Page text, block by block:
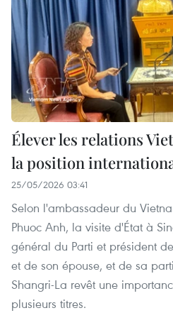
Élever les relations
la position
25/05/2026 03:41
Selon l'ambassadeur du
Phuoc Anh, la visite d'État à
général du Parti et président
et de son épouse, et de sa
Shangri-La revêt une
plusieurs titres.